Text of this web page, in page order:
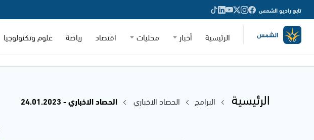
تابع راديو الشمس
الرئيسية أخبار محليات اقتصاد رياضة علوم وتكنولوجيا
الرئيسية البرامج الحصاد الاخباري
الحصاد الاخباري - 24.01.2023